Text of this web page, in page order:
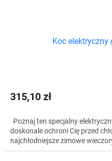
Koc elektryczny
315,10 zł
Poznaj ten specjalny
doskonale ochroni Cię przed
najchłodniejsze zimowe